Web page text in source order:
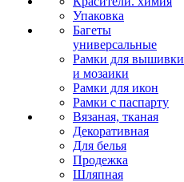
Упаковка
Багеты
универсальные
Рамки для вышивки
и мозаики
Рамки для икон
Рамки с паспарту
Вязаная, тканая
Декоративная
Для белья
Продежка
Шляпная